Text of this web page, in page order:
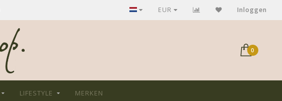
GRATIS verzending bij aankoop > €75,-
EUR Inloggen
0
LIFESTYLE MERKEN